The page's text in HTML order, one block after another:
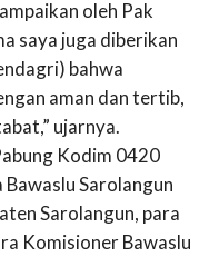
oleh Pak
saya juga diberikan
bahwa
aman dan tertib,
ujarnya.
Kodim 0420
Sarolangun
Sarolangun, para
Komisioner Bawaslu